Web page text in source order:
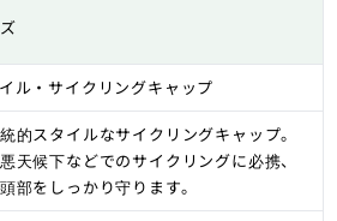
ル・サイクリングキャップ
的スタイルなサイクリングキャップ。
天候下などでのサイクリングに必携、
部をしっかり守ります。